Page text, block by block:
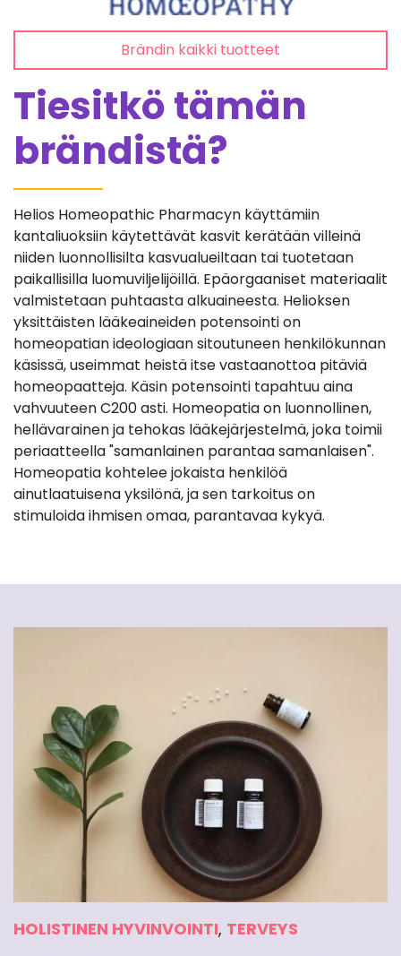
Brändin kaikki tuotteet
Tiesitkö tämän
brändistä?
Helios Homeopathic Pharmacyn käyttämiin
kantaliuoksiin käytettävät kasvit kerätään villeinä
niiden luonnollisilta kasvualueiltaan tai tuotetaan
paikallisilla luomuviljelijöillä. Epäorgaaniset materiaalit
valmistetaan puhtaasta alkuaineesta. Helioksen
yksittäisten lääkeaineiden potensointi on
homeopatian ideologiaan sitoutuneen henkilökunnan
käsissä, useimmat heistä itse vastaanottoa pitäviä
homeopaatteja. Käsin potensointi tapahtuu aina
vahvuuteen C200 asti. Homeopatia on luonnollinen,
hellävarainen ja tehokas lääkejärjestelmä, joka toimii
periaatteella "samanlainen parantaa samanlaisen".
Homeopatia kohtelee jokaista henkilöä
ainutlaatuisena yksilönä, ja sen tarkoitus on
stimuloida ihmisen omaa, parantavaa kykyä.
HOLISTINEN HYVINVOINTI, TERVEYS